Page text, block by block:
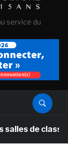
service du
classe des